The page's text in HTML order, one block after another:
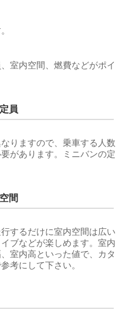
室内空間、燃費などがポイ
員
りますので、乗車する人数
があります。ミニバンの定
間
するだけに室内空間は広い
ブなどが楽しめます。室内
室内高といった値で、カタ
考にして下さい。